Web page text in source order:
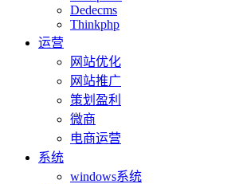
Dedecms
Thinkphp
运营
网站优化
网站推广
策划盈利
微商
电商运营
系统
windows系统